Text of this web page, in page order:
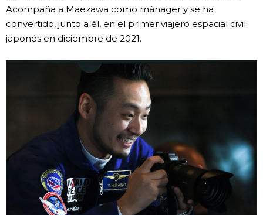
Acompaña a Maezawa como mánager y se ha
convertido, junto a él, en el primer viajero espacial civil
japonés en diciembre de 2021.